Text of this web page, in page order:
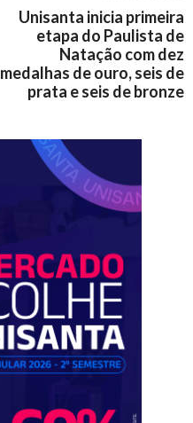
Unisanta inicia primeira
etapa do Paulista de
Natação com dez
medalhas de ouro, seis de
prata e seis de bronze